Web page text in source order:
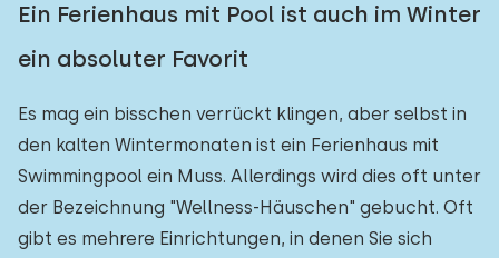
Ein Ferienhaus mit Pool ist auch im Winter
ein absoluter Favorit
Es mag ein bisschen verrückt klingen, aber selbst in
den kalten Wintermonaten ist ein Ferienhaus mit
Swimmingpool ein Muss. Allerdings wird dies oft unter
der Bezeichnung "Wellness-Häuschen" gebucht. Oft
gibt es mehrere Einrichtungen, in denen Sie sich